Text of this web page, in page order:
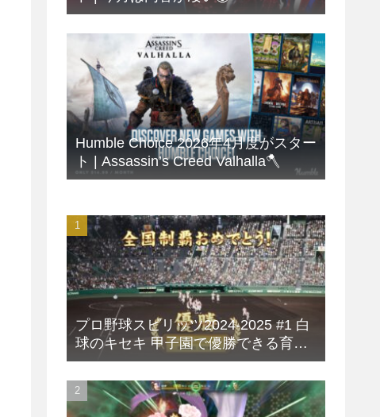
Humble Choice 2026年4月度がスター
ト | Assassin’s Creed Valhalla🪓
プロ野球スピリッツ2024-2025 #1 白
球のキセキ 甲子園で優勝できる育成
方法